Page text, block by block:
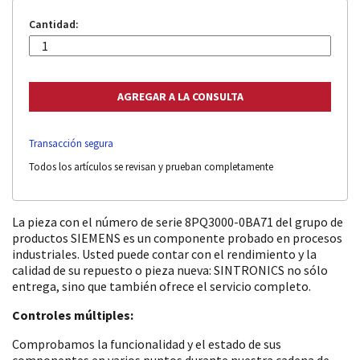
Cantidad:
Transacción segura
Todos los artículos se revisan y prueban completamente
La pieza con el número de serie 8PQ3000-0BA71 del grupo de
productos SIEMENS es un componente probado en procesos
industriales. Usted puede contar con el rendimiento y la
calidad de su repuesto o pieza nueva: SINTRONICS no sólo
entrega, sino que también ofrece el servicio completo.
Controles múltiples:
Comprobamos la funcionalidad y el estado de sus